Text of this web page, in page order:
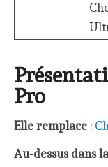
Pro
Elle remplace :
Au-dessus dans